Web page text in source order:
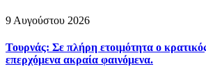
9 Αυγούστου 2026
Τουρνάς: Σε πλήρη ετοιμότητα ο
επερχόμενα ακραία φαινόμενα.